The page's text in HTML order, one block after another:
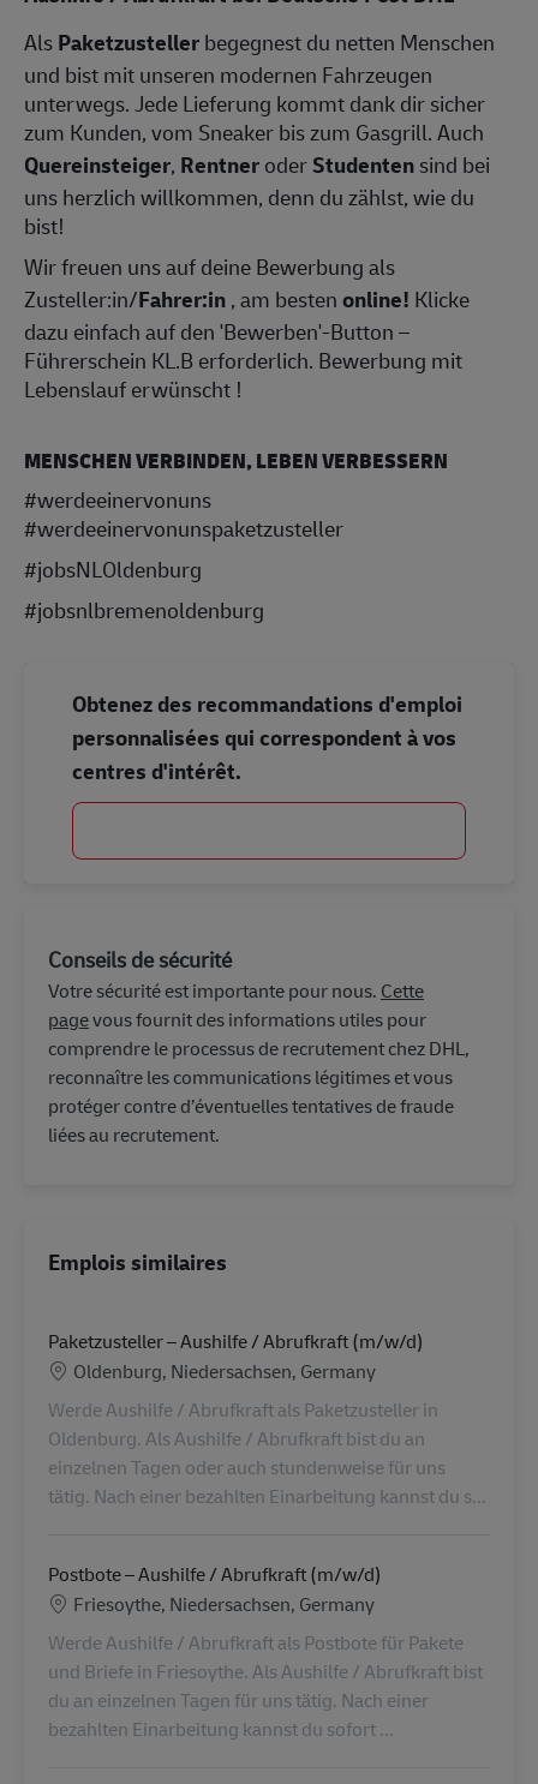
AlsPaketzustellerbegegnest du netten Menschen
und bist mit unseren modernen Fahrzeugen
unterwegs. Jede Lieferung kommt dank dir sicher
zum Kunden, vom Sneaker bis zum Gasgrill. Auch
Quereinsteiger, RentneroderStudentensind bei
uns herzlich willkommen, denn du zählst, wie du
bist!
Wir freuen uns auf deine Bewerbung als
Zusteller:in/Fahrer:in, am bestenonline! Klicke
dazu einfach auf den 'Bewerben'-Button –
Führerschein KL.B erforderlich. Bewerbung mit
Lebenslauf erwünscht !
MENSCHEN VERBINDEN, LEBEN VERBESSERN
#werdeeinervonuns
#werdeeinervonunspaketzusteller
#jobsNLOldenburg
#jobsnlbremenoldenburg
Obtenez des recommandations d'emploi
personnalisées qui correspondent à vos
centres d'intérêt.
Conseils de sécurité
Votre sécurité est importante pour nous. Cette
pagevous fournit des informations utiles pour
comprendre le processus de recrutement chez DHL,
reconnaître les communications légitimes et vous
protéger contre d’éventuelles tentatives de fraude
liées au recrutement.
Emplois similaires
Paketzusteller – Aushilfe / Abrufkraft (m/w/d)
LieuOldenburg, Niedersachsen, Germany
Werde Aushilfe / Abrufkraft als Paketzusteller in
Oldenburg. Als Aushilfe / Abrufkraft bist du an
einzelnen Tagen oder auch stundenweise für uns
tätig. Nach einer bezahlten Einarbeitung kannst du s...
Postbote – Aushilfe / Abrufkraft (m/w/d)
LieuFriesoythe, Niedersachsen, Germany
Werde Aushilfe / Abrufkraft als Postbote für Pakete
und Briefe in Friesoythe. Als Aushilfe / Abrufkraft bist
du an einzelnen Tagen für uns tätig. Nach einer
bezahlten Einarbeitung kannst du sofort ...